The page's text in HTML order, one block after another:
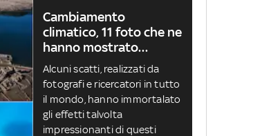
Cambiamento
climatico, 11 foto che ne
hanno mostrato
l’impatto globale
Alcuni scatti, realizzati da
fotografi e ricercatori in tutto
il mondo, hanno immortalato
gli effetti talvolta
impressionanti di questi